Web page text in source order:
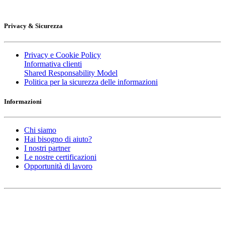
Privacy & Sicurezza
Privacy e Cookie Policy
Informativa clienti
Shared Responsability Model
Politica per la sicurezza delle informazioni
Informazioni
Chi siamo
Hai bisogno di aiuto?
I nostri partner
Le nostre certificazioni
Opportunità di lavoro